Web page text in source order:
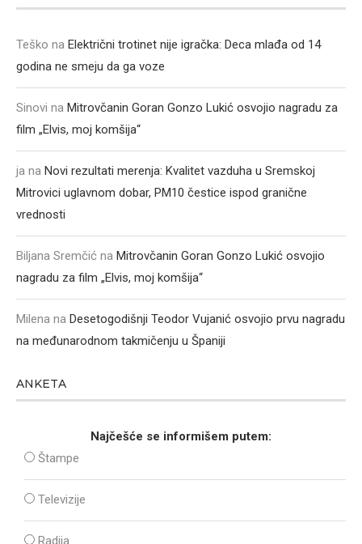
Teško na Električni trotinet nije igračka: Deca mlađa od 14
godina ne smeju da ga voze
Sinovi na Mitrovčanin Goran Gonzo Lukić osvojio nagradu za
film „Elvis, moj komšija“
ja na Novi rezultati merenja: Kvalitet vazduha u Sremskoj
Mitrovici uglavnom dobar, PM10 čestice ispod granične
vrednosti
Biljana Sremčić na Mitrovčanin Goran Gonzo Lukić osvojio
nagradu za film „Elvis, moj komšija“
Milena na Desetogodišnji Teodor Vujanić osvojio prvu nagradu
na međunarodnom takmičenju u Španiji
ANKETA
Najčešće se informišem putem:
Štampe
Televizije
Radija